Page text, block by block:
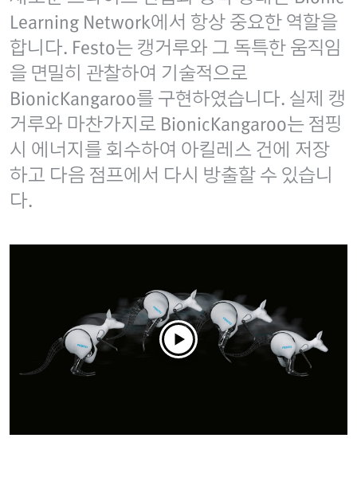
Learning Network에서 항상 중요한 역할을
합니다. Festo는 캥거루와 그 독특한 움직임
을 면밀히 관찰하여 기술적으로
BionicKangaroo를 구현하였습니다. 실제 캥
거루와 마찬가지로 BionicKangaroo는 점핑
시 에너지를 회수하여 아킬레스 건에 저장
하고 다음 점프에서 다시 방출할 수 있습니
다.